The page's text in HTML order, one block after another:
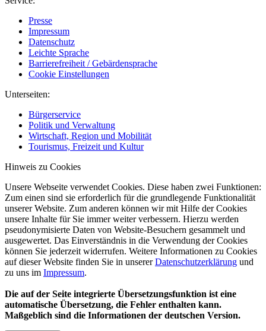
Presse
Impressum
Datenschutz
Leichte Sprache
Barrierefreiheit / Gebärdensprache
Cookie Einstellungen
Unterseiten:
Bürgerservice
Politik und Verwaltung
Wirtschaft, Region und Mobilität
Tourismus, Freizeit und Kultur
Hinweis zu Cookies
Unsere Webseite verwendet Cookies. Diese haben zwei Funktionen:
Zum einen sind sie erforderlich für die grundlegende Funktionalität
unserer Website. Zum anderen können wir mit Hilfe der Cookies
unsere Inhalte für Sie immer weiter verbessern. Hierzu werden
pseudonymisierte Daten von Website-Besuchern gesammelt und
ausgewertet. Das Einverständnis in die Verwendung der Cookies
können Sie jederzeit widerrufen. Weitere Informationen zu Cookies
auf dieser Website finden Sie in unsererDatenschutzerklärung und
zu uns im Impressum.
Die auf der Seite integrierte Übersetzungsfunktion ist eine
automatische Übersetzung, die Fehler enthalten kann.
Maßgeblich sind die Informationen der deutschen Version.